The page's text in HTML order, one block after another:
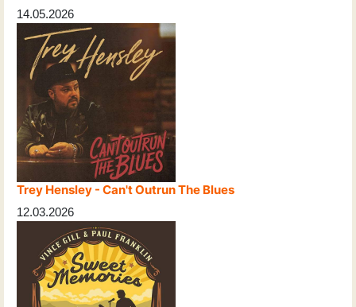
14.05.2026
Trey Hensley - Can't Outrun The Blues
12.03.2026